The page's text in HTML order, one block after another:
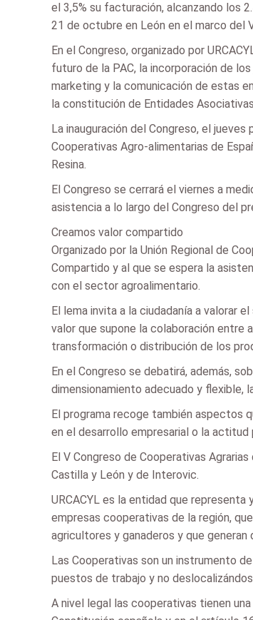
el 3,5% su facturación, alcanzando los
21 de octubre en León en el marco del
En el Congreso, organizado por
futuro de la PAC, la incorporación de
marketing y la comunicación de estas
la constitución de Entidades
La inauguración del Congreso, el
Cooperativas Agro-alimentarias de
Resina.
El Congreso se cerrará el viernes a
asistencia a lo largo del Congreso del
Creamos valor compartido
Organizado por la Unión Regional de
Compartido y al que se espera la
con el sector agroalimentario.
El lema invita a la ciudadanía a valorar
valor que supone la colaboración entre
transformación o distribución de los
En el Congreso se debatirá, además,
dimensionamiento adecuado y flexible,
El programa recoge también aspectos
en el desarrollo empresarial o la
El V Congreso de Cooperativas
Castilla y León y de Interovic.
URCACYL es la entidad que
empresas cooperativas de la región,
agricultores y ganaderos y que
Las Cooperativas son un instrumento
puestos de trabajo y no
A nivel legal las cooperativas tienen